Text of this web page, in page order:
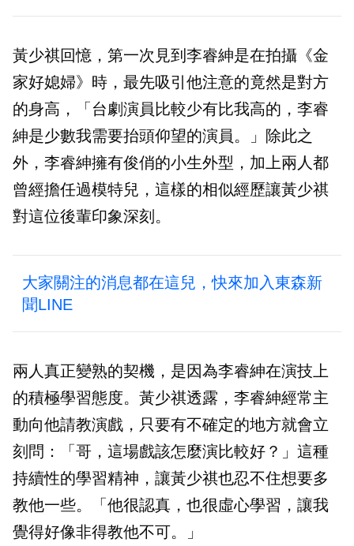
黃少祺回憶，第一次見到李睿紳是在拍攝《金
家好媳婦》時，最先吸引他注意的竟然是對方
的身高，「台劇演員比較少有比我高的，李睿
紳是少數我需要抬頭仰望的演員。」除此之
外，李睿紳擁有俊俏的小生外型，加上兩人都
曾經擔任過模特兒，這樣的相似經歷讓黃少祺
對這位後輩印象深刻。
大家關注的消息都在這兒，快來加入東森新
聞LINE
兩人真正變熟的契機，是因為李睿紳在演技上
的積極學習態度。黃少祺透露，李睿紳經常主
動向他請教演戲，只要有不確定的地方就會立
刻問：「哥，這場戲該怎麼演比較好？」這種
持續性的學習精神，讓黃少祺也忍不住想要多
教他一些。「他很認真，也很虛心學習，讓我
覺得好像非得教他不可。」